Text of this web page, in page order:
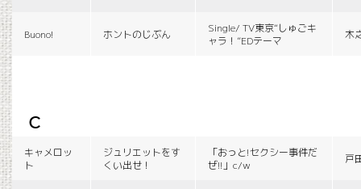
Buono! ホントのじぶん
Single/ TV東京“しゅごキ
ャラ！”EDテーマ
木
c
キャメロッ
ト
ジュリエットをす
くい出せ！
「おっと!セクシー事件だ
ぜ!!」c/w
戸